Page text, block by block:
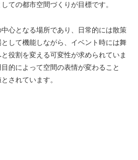
ての都市空間づくりが目標です。
心となる場所であり、日常的には散策
して機能しながら、イベント時には舞
役割を変える可変性が求められていま
的によって空間の表情が変わること
されています。